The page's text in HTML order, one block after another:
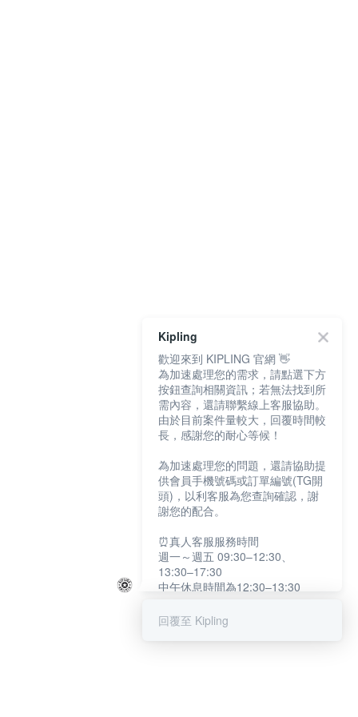
Kipling
歡迎來到 KIPLING 官網 👋
為加速處理您的需求，請點選下方
按鈕查詢相關資訊；若無法找到所
需內容，還請聯繫線上客服協助。
由於目前案件量較大，回覆時間較
長，感謝您的耐心等候！
為加速處理您的問題，還請協助提
供會員手機號碼或訂單編號(TG開
頭)，以利客服為您查詢確認，謝
謝您的配合。
⏰真人客服服務時間
週一～週五 09:30–12:30、
13:30–17:30
中午休息時間為12:30–13:30
提醒您：系統會自動已讀訊息，如
回覆至 Kipling